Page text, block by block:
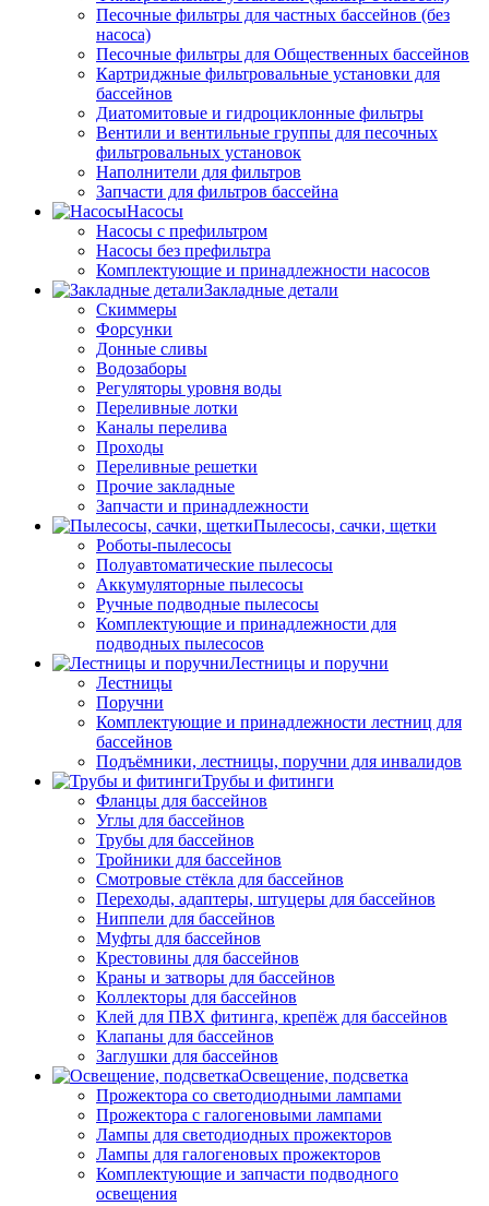
Песочные фильтры для частных бассейнов (без
насоса)
Песочные фильтры для Общественных бассейнов
Картриджные фильтровальные установки для
бассейнов
Диатомитовые и гидроциклонные фильтры
Вентили и вентильные группы для песочных
фильтровальных установок
Наполнители для фильтров
Запчасти для фильтров бассейна
Насосы
Насосы с префильтром
Насосы без префильтра
Комплектующие и принадлежности насосов
Закладные детали
Скиммеры
Форсунки
Донные сливы
Водозаборы
Регуляторы уровня воды
Переливные лотки
Каналы перелива
Проходы
Переливные решетки
Прочие закладные
Запчасти и принадлежности
Пылесосы, сачки, щетки
Роботы-пылесосы
Полуавтоматические пылесосы
Аккумуляторные пылесосы
Ручные подводные пылесосы
Комплектующие и принадлежности для
подводных пылесосов
Лестницы и поручни
Лестницы
Поручни
Комплектующие и принадлежности лестниц для
бассейнов
Подъёмники, лестницы, поручни для инвалидов
Трубы и фитинги
Фланцы для бассейнов
Углы для бассейнов
Трубы для бассейнов
Тройники для бассейнов
Смотровые стёкла для бассейнов
Переходы, адаптеры, штуцеры для бассейнов
Ниппели для бассейнов
Муфты для бассейнов
Крестовины для бассейнов
Краны и затворы для бассейнов
Коллекторы для бассейнов
Клей для ПВХ фитинга, крепёж для бассейнов
Клапаны для бассейнов
Заглушки для бассейнов
Освещение, подсветка
Прожектора со светодиодными лампами
Прожектора с галогеновыми лампами
Лампы для светодиодных прожекторов
Лампы для галогеновых прожекторов
Комплектующие и запчасти подводного
освещения